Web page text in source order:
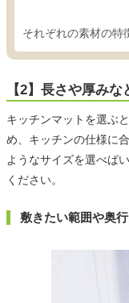
それぞれの素材の特
【2】長さや厚み
キッチンマットを選ぶ
め、キッチンの仕様に
ようなサイズを選べば
ください。
敷きたい範囲や奥